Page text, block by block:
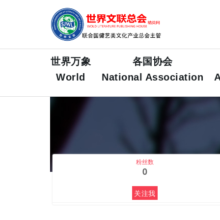
世界万象
World
各国协会
National Association
FEATURED
粉丝数
0
关注我